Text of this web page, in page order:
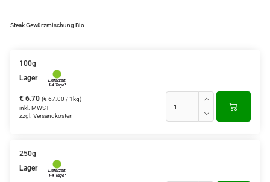
Steak Gewürzmischung Bio
100g
Lager
€ 6.70 (€ 67.00 / 1kg)
inkl. MWST
zzgl. Versandkosten
250g
Lager